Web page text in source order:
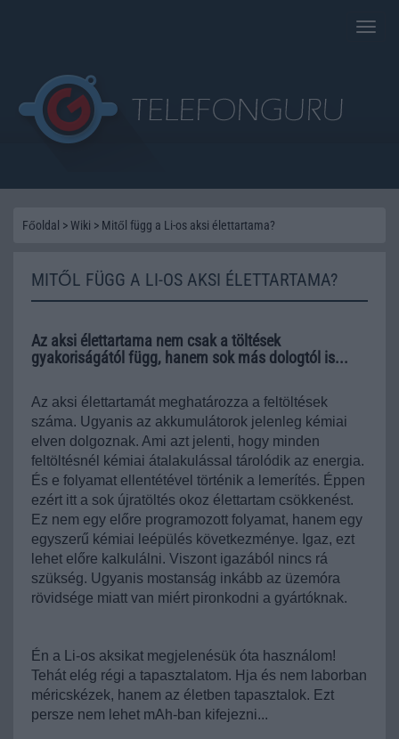
Toggle
Főoldal >Wiki > Mitől függ a Li-os aksi élettartama?
MITŐL FÜGG A LI-OS AKSI ÉLETTARTAMA?
Az aksi élettartama nem csak a töltések
gyakoriságától függ, hanem sok más dologtól is...
Az aksi élettartamát meghatározza a feltöltések
száma. Ugyanis az akkumulátorok jelenleg kémiai
elven dolgoznak. Ami azt jelenti, hogy minden
feltöltésnél kémiai átalakulással tárolódik az energia.
És e folyamat ellentétével történik a lemerítés. Éppen
ezért itt a sok újratöltés okoz élettartam csökkenést.
Ez nem egy előre programozott folyamat, hanem egy
egyszerű kémiai leépülés következménye. Igaz, ezt
lehet előre kalkulálni. Viszont igazából nincs rá
szükség. Ugyanis mostanság inkább az üzemóra
rövidsége miatt van miért pironkodni a gyártóknak.
Én a Li-os aksikat megjelenésük óta használom!
Tehát elég régi a tapasztalatom. Hja és nem laborban
méricskézek, hanem az életben tapasztalok. Ezt
persze nem lehet mAh-ban kifejezni...